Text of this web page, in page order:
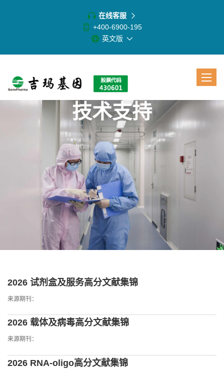
在线客服
+400-6900-195
英文版
Toggle
技术支持
2026 试剂盒及服务高分文献集锦
来源期刊：
2026 载体及病毒高分文献集锦
来源期刊：
2026 RNA-oligo高分文献集锦